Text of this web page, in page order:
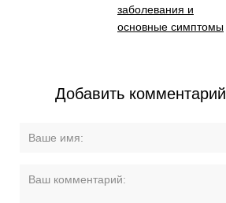
заболевания и
основные симптомы
Добавить комментарий